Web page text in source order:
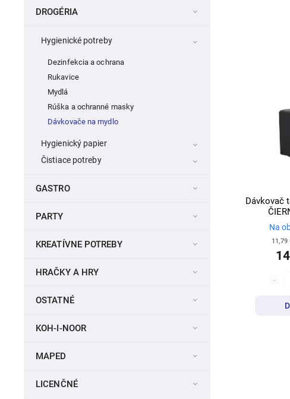
DROGÉRIA
Hygienické potreby
Dezinfekcia a ochrana
Rukavice
Mydlá
Rúška a ochranné masky
Dávkovače na mydlo
Hygienický papier
Čistiace potreby
GASTRO
PARTY
KREATÍVNE POTREBY
HRAČKY A HRY
OSTATNÉ
KOH-I-NOOR
MAPED
LICENČNÉ
Dávkovač
Na
11,79